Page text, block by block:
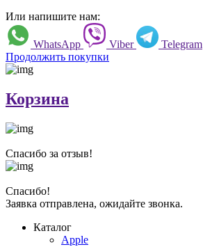
Или напишите нам:
WhatsApp Viber
Telegram
Продолжить покупки
Корзина
Спасибо за отзыв!
Спасибо!
Заявка отправлена, ожидайте звонка.
Каталог
Apple